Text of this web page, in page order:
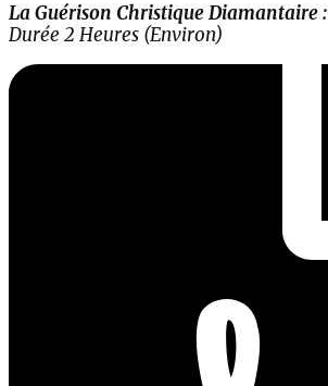
La Guérison Christique Diamantaire :
Durée 2 Heures (Environ)